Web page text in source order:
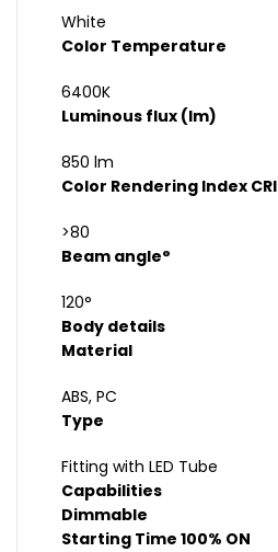
White
Color Temperature
6400K
Luminous flux (lm)
850 lm
Color Rendering Index CRI
>80
Beam angle°
120°
Body details
Material
ABS, PC
Type
Fitting with LED Tube
Capabilities
Dimmable
Starting Time 100% ON